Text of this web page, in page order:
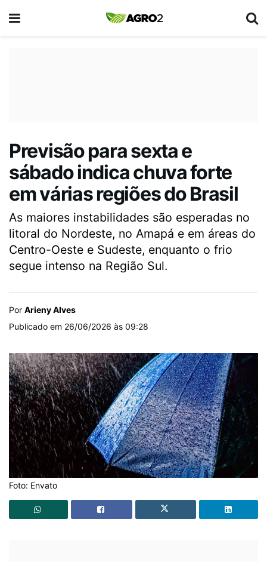
Previsão para sexta e
sábado indica chuva forte
em várias regiões do Brasil
As maiores instabilidades são esperadas no
litoral do Nordeste, no Amapá e em áreas do
Centro-Oeste e Sudeste, enquanto o frio
segue intenso na Região Sul.
Por Arieny Alves
Publicado em 26/06/2026 às 09:28
Foto: Envato